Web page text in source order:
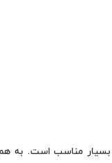
مناسب است. به